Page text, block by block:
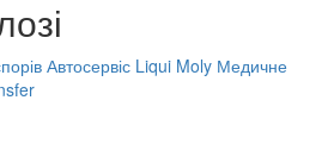
Автосервіс Liqui Moly Медичне